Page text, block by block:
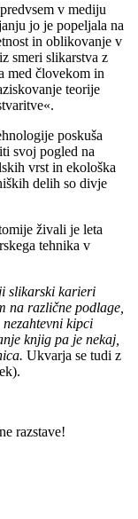
v mediju
jo je popeljala na
in oblikovanje v
smeri slikarstva z
med človekom in
teorije
poskuša
svoj pogled na
vrst in ekološka
delih so divje
živali je leta
tehnika v
slikarski karieri
na različne podlage,
kipci
knjig pa je nekaj,
Ukvarja se tudi z
razstave!